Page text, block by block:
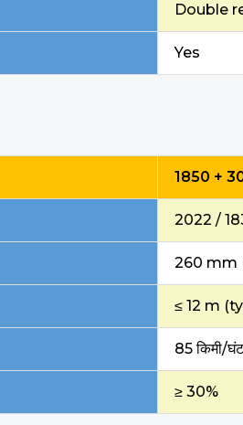
Double
Yes
1850 +
2022 /
260 mm
≤ 12 m
85 किमी/
≥ 30%